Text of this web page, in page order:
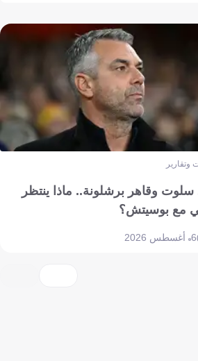
وتقارير
سلوت وقاهر برشلونة.. ماذا ينتظر
مع بوسيتش؟
6 أغسطس 2026